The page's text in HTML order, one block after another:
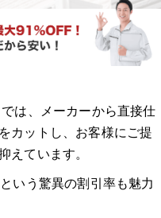
は、メーカーから直接仕
カットし、お客様にご提
えています。
いう驚異の割引率も魅力